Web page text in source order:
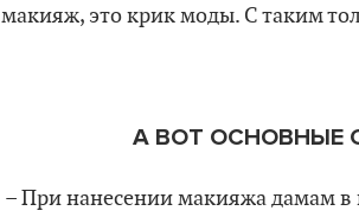
макияж, это крик моды. С таким
А ВОТ ОСНОВНЫЕ
– При нанесении макияжа дамам в